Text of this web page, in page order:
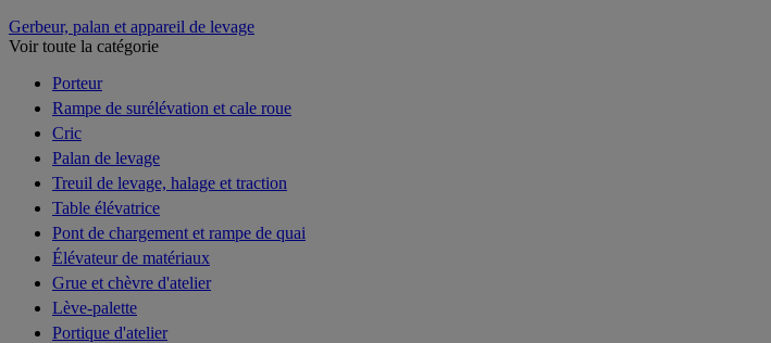
Gerbeur, palan et appareil de levage
Voir toute la catégorie
Porteur
Rampe de surélévation et cale roue
Cric
Palan de levage
Treuil de levage, halage et traction
Table élévatrice
Pont de chargement et rampe de quai
Élévateur de matériaux
Grue et chèvre d'atelier
Lève-palette
Portique d'atelier